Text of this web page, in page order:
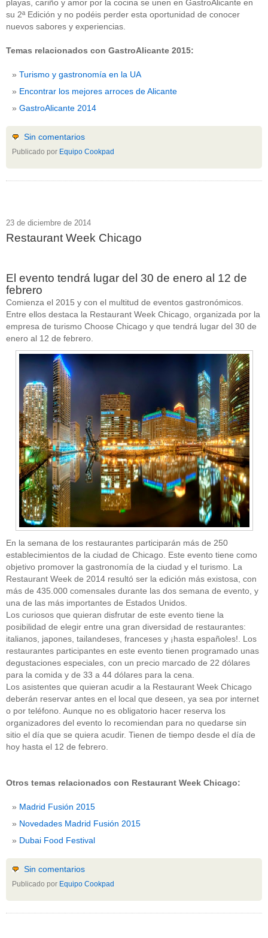
playas, cariño y amor por la cocina se unen en GastroAlicante en
su 2ª Edición y no podéis perder esta oportunidad de conocer
nuevos sabores y experiencias.
Temas relacionados con GastroAlicante 2015:
Turismo y gastronomía en la UA
Encontrar los mejores arroces de Alicante
GastroAlicante 2014
Sin comentarios
Publicado por Equipo Cookpad
23 de diciembre de 2014
Restaurant Week Chicago
El evento tendrá lugar del 30 de enero al 12 de
febrero
Comienza el 2015 y con el multitud de eventos gastronómicos.
Entre ellos destaca la Restaurant Week Chicago, organizada por la
empresa de turismo Choose Chicago y que tendrá lugar del 30 de
enero al 12 de febrero.
En la semana de los restaurantes participarán más de 250
establecimientos de la ciudad de Chicago. Este evento tiene como
objetivo promover la gastronomía de la ciudad y el turismo. La
Restaurant Week de 2014 resultó ser la edición más existosa, con
más de 435.000 comensales durante las dos semana de evento, y
una de las más importantes de Estados Unidos.
Los curiosos que quieran disfrutar de este evento tiene la
posibilidad de elegir entre una gran diversidad de restaurantes:
italianos, japones, tailandeses, franceses y ¡hasta españoles!. Los
restaurantes participantes en este evento tienen programado unas
degustaciones especiales, con un precio marcado de 22 dólares
para la comida y de 33 a 44 dólares para la cena.
Los asistentes que quieran acudir a la Restaurant Week Chicago
deberán reservar antes en el local que deseen, ya sea por internet
o por teléfono. Aunque no es obligatorio hacer reserva los
organizadores del evento lo recomiendan para no quedarse sin
sitio el día que se quiera acudir. Tienen de tiempo desde el día de
hoy hasta el 12 de febrero.
Otros temas relacionados con Restaurant Week Chicago:
Madrid Fusión 2015
Novedades Madrid Fusión 2015
Dubai Food Festival
Sin comentarios
Publicado por Equipo Cookpad